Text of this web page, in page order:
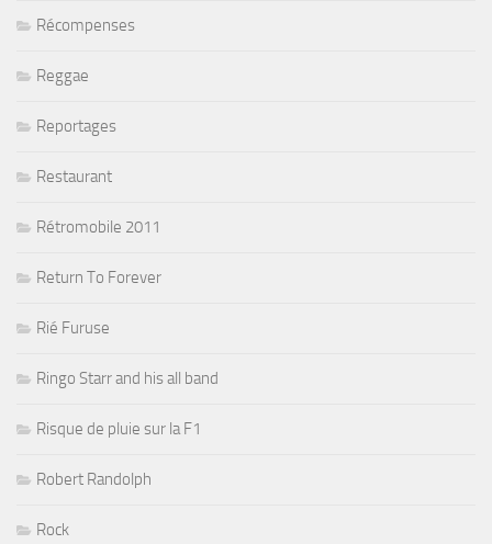
Récompenses
Reggae
Reportages
Restaurant
Rétromobile 2011
Return To Forever
Rié Furuse
Ringo Starr and his all band
Risque de pluie sur la F1
Robert Randolph
Rock